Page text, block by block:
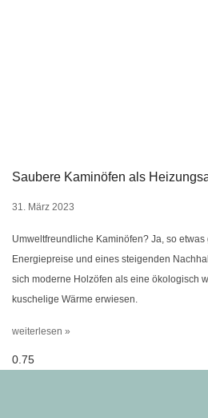
Saubere Kaminöfen als
31. März 2023
Umweltfreundliche Kaminöfen? Ja, so
Energiepreise und eines steigenden
sich moderne Holzöfen als eine ökologisch
kuschelige Wärme erwiesen.
weiterlesen »